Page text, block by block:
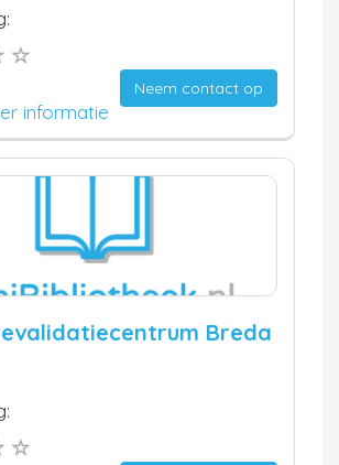
Neem contact op
informatie
Breda